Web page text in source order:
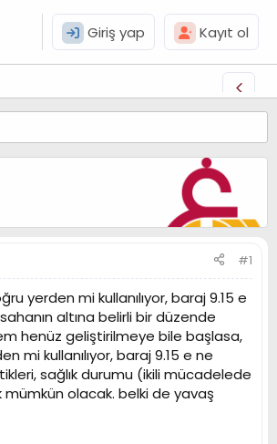
Giriş yap Kayıt ol
#1
yerden mi kullanılıyor, baraj 9.15 e
altına belirli bir düzende
henüz geliştirilmeye bile başlasa,
mi kullanılıyor, baraj 9.15 e ne
sağlık durumu (ikili mücadelede
mümkün olacak. belki de yavaş